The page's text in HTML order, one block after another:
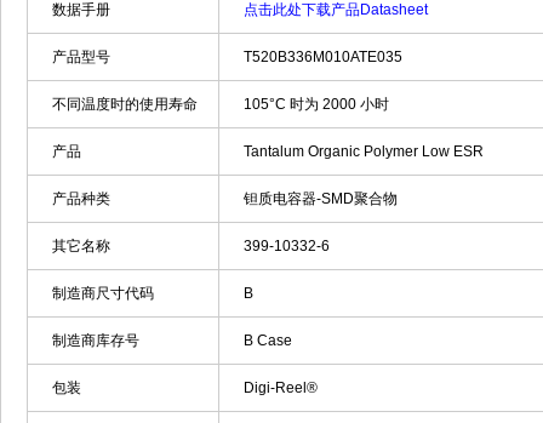
数据手册 点击此处下载产品Datasheet
产品型号 T520B336M010ATE035
不同温度时的使用寿命 105°C 时为 2000 小时
产品 Tantalum Organic Polymer Low ESR
产品种类 钽质电容器-SMD聚合物
其它名称 399-10332-6
制造商尺寸代码 B
制造商库存号 B Case
包装 Digi-Reel®